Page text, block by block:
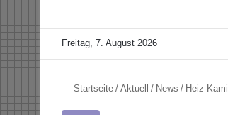
Freitag, 7. August 2026
Startseite / Aktuell / News / Heiz-